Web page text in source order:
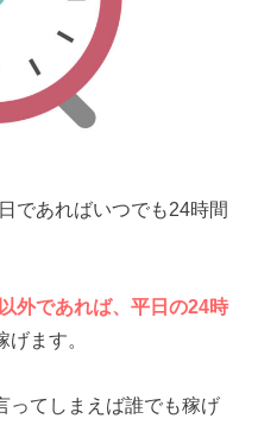
であればいつでも24時間
外であれば、平日の24時
ます。
ってしまえば誰でも稼げ